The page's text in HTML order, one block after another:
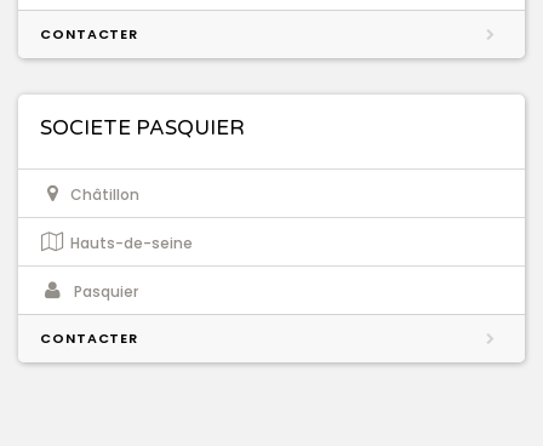
CONTACTER
SOCIETE PASQUIER
Châtillon
Hauts-de-seine
Pasquier
CONTACTER